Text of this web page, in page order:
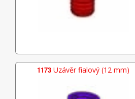
1173 Uzávěr fialový (12 mm)